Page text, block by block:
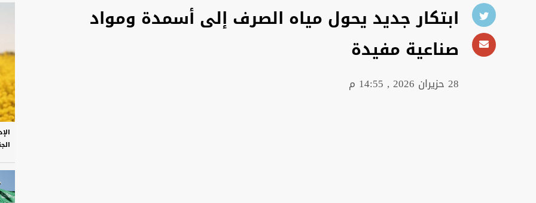
ابتكار جديد يحول مياه الصرف إلى أسمدة ومواد
صناعية مفيدة
28 حزيران 2026 , 14:55 م